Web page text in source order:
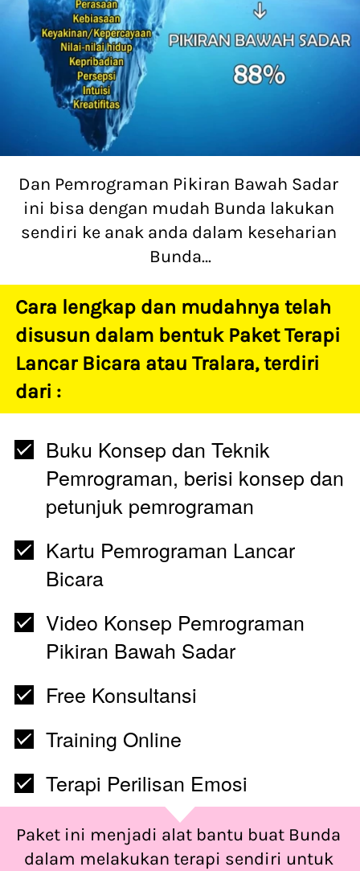
Dan Pemrograman Pikiran Bawah Sadar
ini bisa dengan mudah Bunda lakukan
sendiri ke anak anda dalam keseharian
Bunda…
Cara lengkap dan mudahnya telah
disusun dalam bentuk Paket Terapi
Lancar Bicara atau Tralara, terdiri
dari :
Buku Konsep dan Teknik
Pemrograman, berisi konsep dan
petunjuk pemrograman
Kartu Pemrograman Lancar
Bicara
Video Konsep Pemrograman
Pikiran Bawah Sadar
Free Konsultansi
Training Online
Terapi Perilisan Emosi
Paket ini menjadi alat bantu buat Bunda
dalam melakukan terapi sendiri untuk